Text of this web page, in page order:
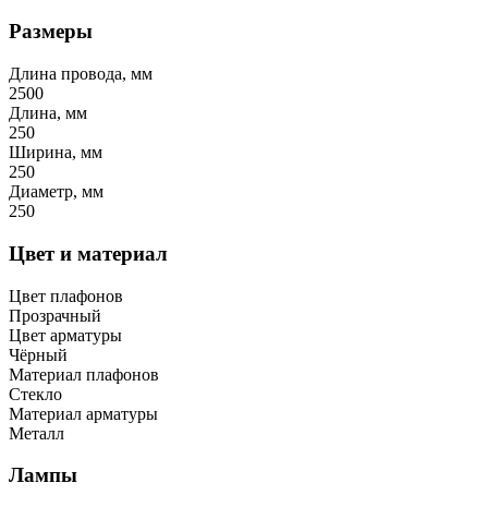
Размеры
Длина провода, мм
2500
Длина, мм
250
Ширина, мм
250
Диаметр, мм
250
Цвет и материал
Цвет плафонов
Прозрачный
Цвет арматуры
Чёрный
Материал плафонов
Стекло
Материал арматуры
Металл
Лампы